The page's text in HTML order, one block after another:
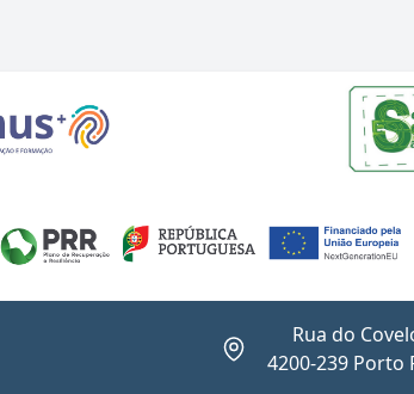
Rua do
4200-239 Porto